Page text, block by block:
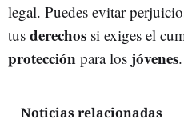
legal. Puedes evitar
tus derechos si exiges el
protección para los jóvenes.
Noticias relacionadas